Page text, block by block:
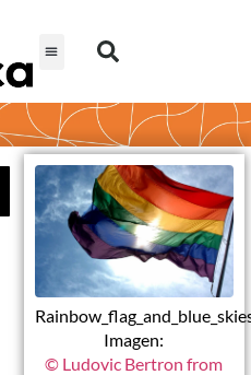
Imagen:
© Ludovic Bertron from